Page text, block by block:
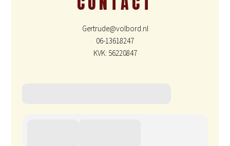
Gertrude@volbord.nl
06-13618247
KVK: 56220847